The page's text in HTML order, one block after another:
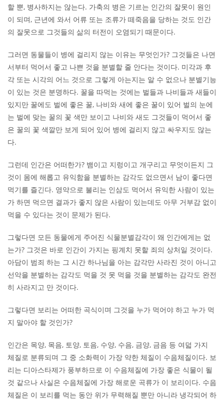
할 뿐, 병사하지는 않는다. 가축의 병은 기르는 인간의 잘못이 원인
이 되며, 근년에 와서 어류 또는 조류가 떼죽음을 당하는 것도 인간
의 잘못으로 그것들의 삶의 터전이 오염되기 때문이다.
그러면 동물들이 병에 걸리지 않는 이유는 무엇인가? 그것들은 나면
서부터 먹어서 좋고 나쁜 것을 분별할 줄 안다는 것이다. 미각과 후
각 또는 시각의 어느 것으로 그렇게 아는지는 알 수 없으나 분별기능
이 있는 것은 분명하다. 꿀을 따먹는 것에는 벌들과 나비들과 새들이
있지만 꿀에도 벌에 좋은 꿀, 나비와 새에 좋은 꿀이 있어 벌의 눈에
는 벌에 맞는 꿀의 꽃 색만 보이고 나비와 새도 그것들이 먹어서 좋
은 꿀의 꽃 색깔만 보게 되어 있어 병에 걸리지 않고 싸우지도 않는
다.
그런데 인간은 어떠한가? 뱀이고 지렁이고 개구리고 무엇이든지 그
것이 몸에 해롭고 유익함을 분별하는 감각도 없으면서 남이 좋다면
먹기를 즐긴다. 영약으로 불리는 인삼도 먹어서 유익한 사람이 있는
가 하면 먹으면 결과가 좋지 않은 사람이 있는데도 아무 거부감 없이
먹을 수 있다는 것이 문제가 된다.
그렇다면 모든 동물에게 주어진 식물분별감각이 왜 인간에게는 없
는가? 그것은 바로 인간이 가지는 핑계치 못할 죄의 상처일 것이다.
아담이 범죄 하는 그 시간 하나님을 아는 감각만 사라진 것이 아니고
선악을 분별하는 감각도 먹을 것 못 먹을 것을 분별하는 감각도 완전
히 사라지고 만 것이다.
그렇다면 보리는 어떠한 곡식이며 그것을 누가 먹어야 하고 누가 먹
지 말아야 할 것인가?
인간은 목양, 목음, 토양, 토음, 수양, 수음, 금양, 금음 등 여덟 가지
체질로 분류되며 그 중 소화력이 가장 약한 체질이 수음체질이다. 보
리는 디아스타제가 풍부하므로 이 수음체질에 가장 좋은 식물이 될
것 같으나 사실은 수음체질에 가장 해로운 곡류가 이 보리이다. 수음
체질은 이 보리를 먹는 동안 위가 무력해질 뿐만 아니라 냉각되어 하